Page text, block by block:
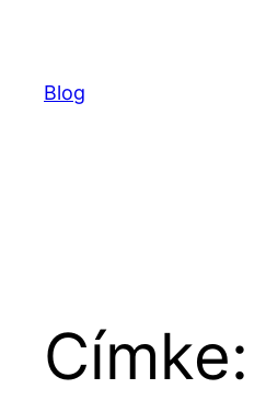
tartalomhoz
Blog
Címke: